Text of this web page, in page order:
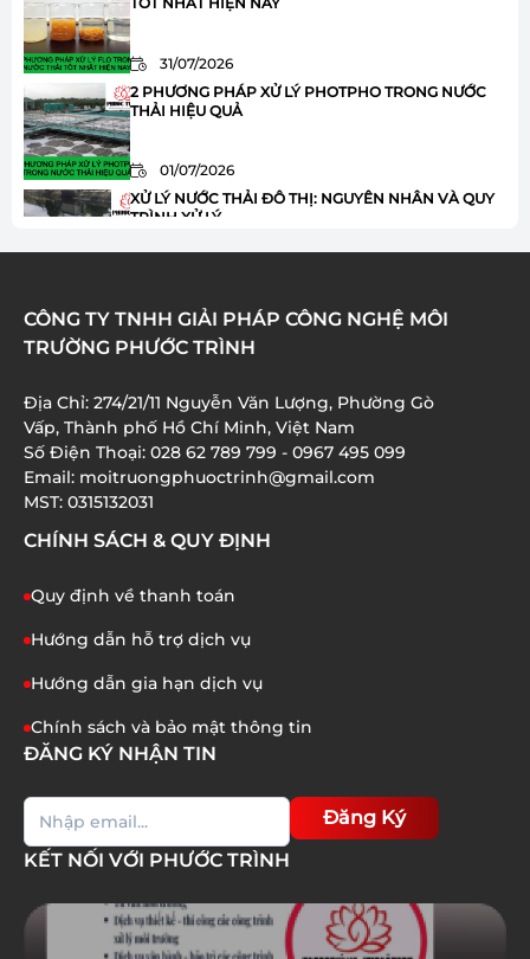
31/07/2026
2 PHƯƠNG PHÁP XỬ LÝ PHOTPHO TRONG NƯỚC
THẢI HIỆU QUẢ
01/07/2026
XỬ LÝ NƯỚC THẢI ĐÔ THỊ: NGUYÊN NHÂN VÀ QUY
TRÌNH XỬ LÝ
HÓA CHẤT JAVEN TRONG XỬ LÝ NƯỚC THẢI: ƯU
ĐIỂM VÀ ỨNG DỤNG
XỬ LÝ AMONI TRONG NƯỚC THẢI: 8 BƯỚC QUAN
TRỌNG BẠN CẦN BIẾT
01/07/2026
CÔNG TY TNHH GIẢI PHÁP CÔNG NGHỆ MÔI
TRƯỜNG PHƯỚC TRÌNH
Địa Chỉ: 274/21/11 Nguyễn Văn Lượng, Phường Gò
Vấp, Thành phố Hồ Chí Minh, Việt Nam
Số Điện Thoại: 028 62 789 799 - 0967 495 099
Email: moitruongphuoctrinh@gmail.com
MST: 0315132031
CHÍNH SÁCH & QUY ĐỊNH
Quy định về thanh toán
Hướng dẫn hỗ trợ dịch vụ
Hướng dẫn gia hạn dịch vụ
Chính sách và bảo mật thông tin
ĐĂNG KÝ NHẬN TIN
Đăng Ký
KẾT NỐI VỚI PHƯỚC TRÌNH